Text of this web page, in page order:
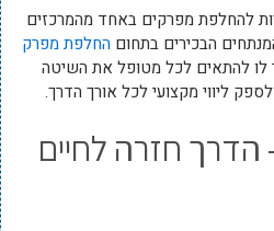
להחלפת מפרקים באחד מהמרכזים
הבכירים בתחום החלפת מפרק
לו להתאים לכל מטופל את השיטה
ליווי מקצועי לכל אורך הדרך.
הדרך חזרה לחיים